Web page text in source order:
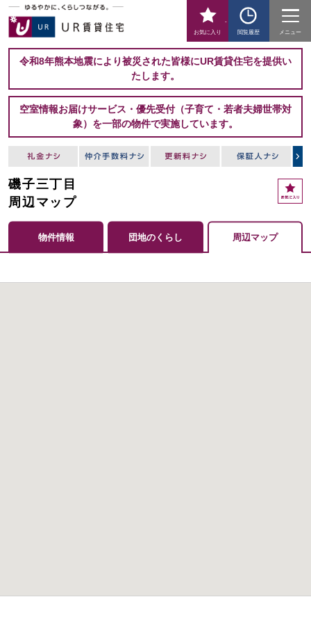
お気に入り
-
閲覧履歴
メニュー
令和8年熊本地震により被災された皆様にUR賃貸住宅を提供い
たします。
空室情報お届けサービス・優先受付（子育て・若者夫婦世帯対
象）を一部の物件で実施しています。
磯子三丁目
周辺マップ
物件情報 団地のくらし 周辺マップ